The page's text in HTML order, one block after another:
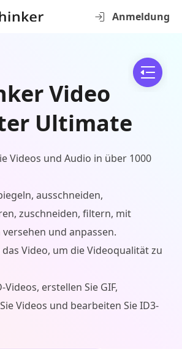
Anmeldung
Video
Ultimate
Videos und Audio in über 1000
ausschneiden,
zuschneiden, filtern, mit
und anpassen.
Video, um die Videoqualität zu
Videos, erstellen Sie GIF,
Videos und bearbeiten Sie ID3-